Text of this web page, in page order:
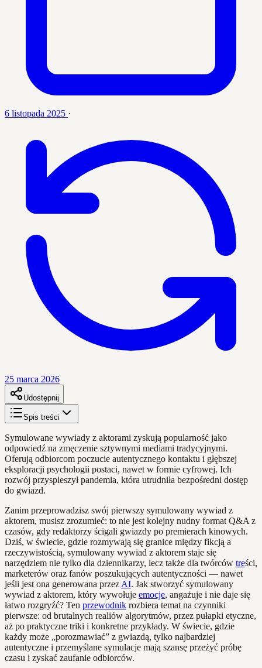
6 listopada 2025 ·
25 marca 2026
Udostępnij
Spis treści
Symulowane wywiady z aktorami zyskują popularność jako
odpowiedź na zmęczenie sztywnymi mediami tradycyjnymi.
Oferują odbiorcom poczucie autentycznego kontaktu i głębszej
eksploracji psychologii postaci, nawet w formie cyfrowej. Ich
rozwój przyspieszył pandemia, która utrudniła bezpośredni dostęp
do gwiazd.
Zanim przeprowadzisz swój pierwszy symulowany wywiad z
aktorem, musisz zrozumieć: to nie jest kolejny nudny format Q&A z
czasów, gdy redaktorzy ścigali gwiazdy po premierach kinowych.
Dziś, w świecie, gdzie rozmywają się granice między fikcją a
rzeczywistością, symulowany wywiad z aktorem staje się
narzędziem nie tylko dla dziennikarzy, lecz także dla twórców treści,
marketerów oraz fanów poszukujących autentyczności — nawet
jeśli jest ona generowana przez AI. Jak stworzyć symulowany
wywiad z aktorem, który wywołuje emocje, angażuje i nie daje się
łatwo rozgryźć? Ten przewodnik rozbiera temat na czynniki
pierwsze: od brutalnych realiów algorytmów, przez pułapki etyczne,
aż po praktyczne triki i konkretne przykłady. W świecie, gdzie
każdy może „porozmawiać” z gwiazdą, tylko najbardziej
autentyczne i przemyślane symulacje mają szansę przeżyć próbę
czasu i zyskać zaufanie odbiorców.